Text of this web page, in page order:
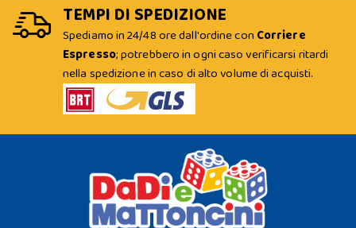
TEMPI DI SPEDIZIONE
Spediamo in 24/48 ore dall'ordine con Corriere
Espresso; potrebbero in ogni caso verificarsi ritardi
nella spedizione in caso di alto volume di acquisti.